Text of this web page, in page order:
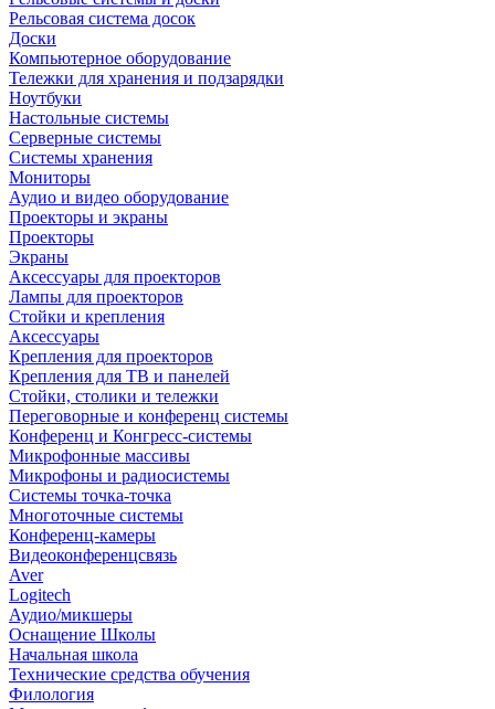
Рельсовая система досок
Доски
Компьютерное оборудование
Тележки для хранения и подзарядки
Ноутбуки
Настольные системы
Серверные системы
Системы хранения
Мониторы
Аудио и видео оборудование
Проекторы и экраны
Проекторы
Экраны
Аксессуары для проекторов
Лампы для проекторов
Стойки и крепления
Аксессуары
Крепления для проекторов
Крепления для ТВ и панелей
Стойки, столики и тележки
Переговорные и конференц системы
Конференц и Конгресс-системы
Микрофонные массивы
Микрофоны и радиосистемы
Системы точка-точка
Многоточные системы
Конференц-камеры
Видеоконференцсвязь
Aver
Logitech
Аудио/микшеры
Оснащение Школы
Начальная школа
Технические средства обучения
Филология